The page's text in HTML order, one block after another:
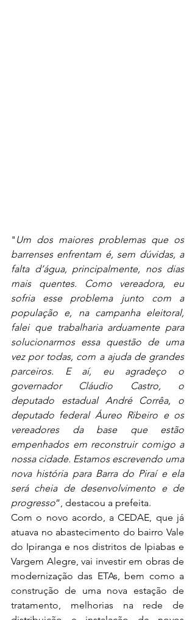
" Um dos maiores problemas que os
barrenses enfrentam é, sem dúvidas, a
falta d’água, principalmente, nos dias
mais quentes. Como vereadora, eu
sofria esse problema junto com a
população e, na campanha eleitoral,
falei que trabalharia arduamente para
solucionarmos essa questão de uma
vez por todas, com a ajuda de grandes
parceiros. E aí, eu agradeço o
governador Cláudio Castro, o
deputado estadual André Corrêa, o
deputado federal Áureo Ribeiro e os
vereadores da base que estão
empenhados em reconstruir comigo a
nossa cidade. Estamos escrevendo uma
nova história para Barra do Piraí e ela
será cheia de desenvolvimento e de
progresso”, destacou a prefeita.
Com o novo acordo, a CEDAE, que já
atuava no abastecimento do bairro Vale
do Ipiranga e nos distritos de Ipiabas e
Vargem Alegre, vai investir em obras de
modernização das ETAs, bem como a
construção de uma nova estação de
tratamento, melhorias na rede de